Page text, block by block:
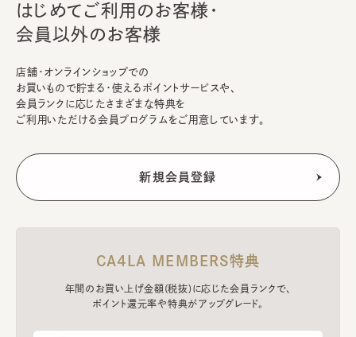
はじめてご利用のお客様・
会員以外のお客様
店舗・オンラインショップでの
お買いもので貯まる・使えるポイントサービスや、
会員ランクに応じたさまざまな特典を
ご利用いただける会員プログラムをご用意しています。
CA4LA MEMBERS特典
年間のお買い上げ金額(税抜)に応じた会員ランクで、
ポイント還元率や特典がアップグレード。